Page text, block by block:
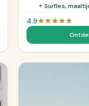
✦ Surfles,
4.9